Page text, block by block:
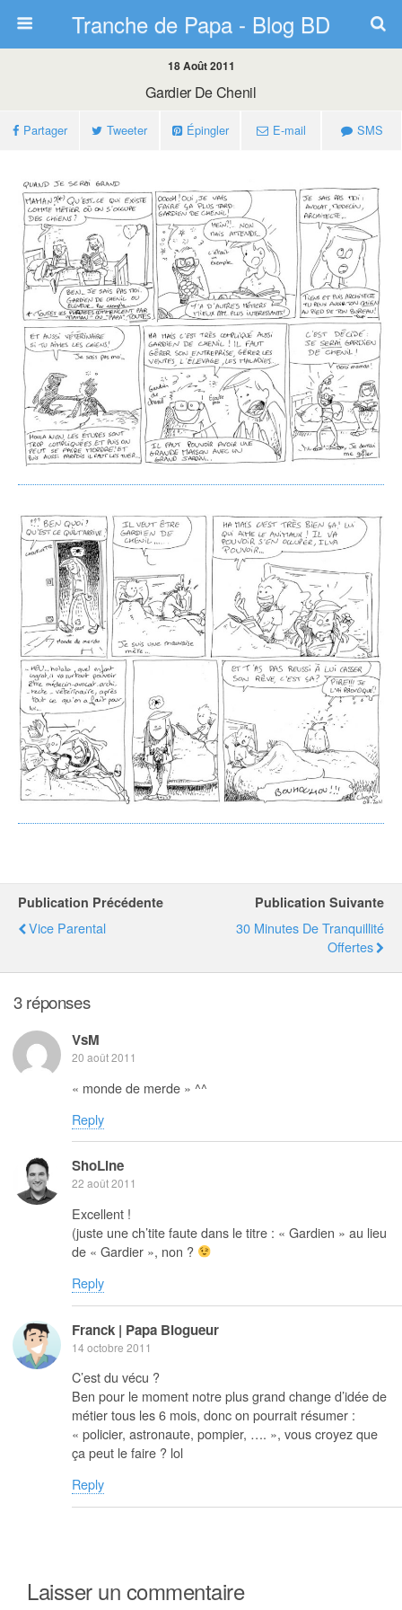
Tranche de Papa - Blog BD
18 Août 2011
Gardier De Chenil
Partager Tweeter Épingler E-mail SMS
Publication Précédente
Vice Parental
Publication Suivante
30 Minutes De Tranquillité
Offertes
3 réponses
VsM
20 août 2011
« monde de merde » ^^
Reply
ShoLine
22 août 2011
Excellent !
(juste une ch’tite faute dans le titre : « Gardien » au lieu
de « Gardier », non ?
Reply
Franck | Papa Blogueur
14 octobre 2011
C’est du vécu ?
Ben pour le moment notre plus grand change d’idée de
métier tous les 6 mois, donc on pourrait résumer :
« policier, astronaute, pompier, …. », vous croyez que
ça peut le faire ? lol
Reply
Laisser un commentaire